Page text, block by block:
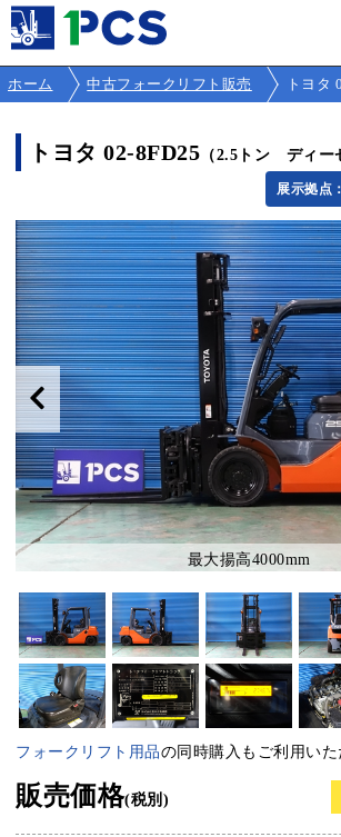
ホーム 中古フォークリフト販売 トヨタ
トヨタ 02-8FD25 （2.5トン ディー
展示拠点
最大揚高4000mm
フォークリフト用品の同時購入もご利用いた
販売価格(税別)